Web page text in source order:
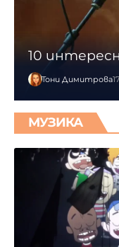
10
Тони Димитрова
МУЗИКА